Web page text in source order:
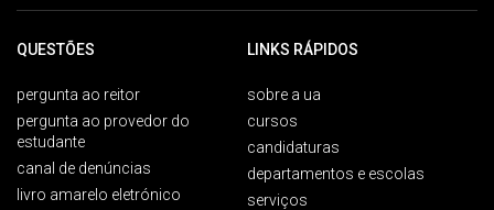
QUESTÕES
pergunta ao reitor
pergunta ao provedor do
estudante
canal de denúncias
livro amarelo eletrónico
LINKS RÁPIDOS
sobre a ua
cursos
candidaturas
departamentos e escolas
serviços